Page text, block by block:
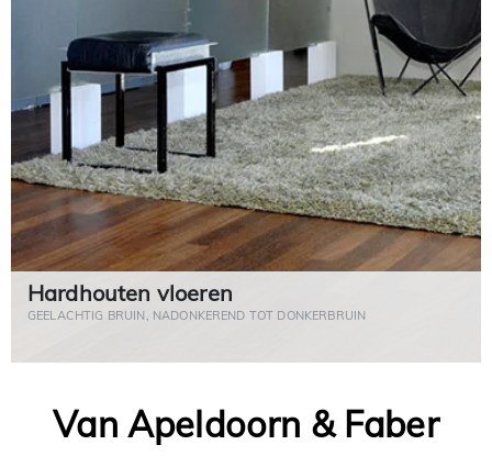
Hardhouten vloeren
GEELACHTIG BRUIN, NADONKEREND TOT DONKERBRUIN
Van Apeldoorn & Faber